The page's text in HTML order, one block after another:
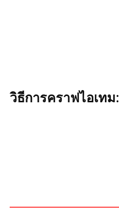
วิธีการคราฟไอเทม: